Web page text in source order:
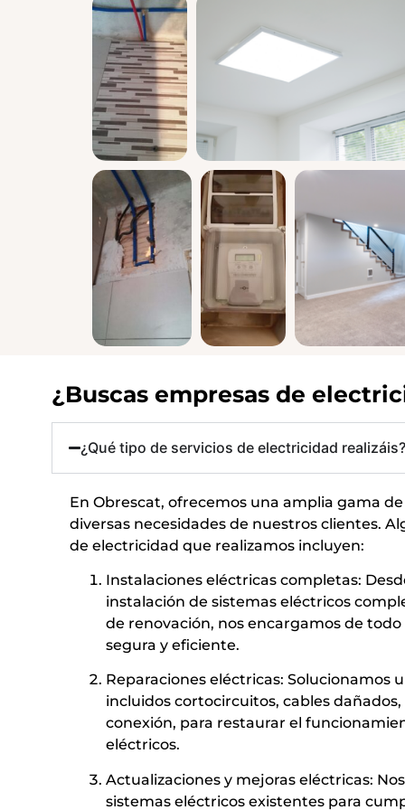
¿Buscas empresas de
¿Qué tipo de servicios de electricidad
En Obrescat, ofrecemos una amplia gama
diversas necesidades de nuestros clientes.
de electricidad que realizamos incluyen:
Instalaciones eléctricas completas:
instalación de sistemas eléctricos
de renovación, nos encargamos de
segura y eficiente.
Reparaciones eléctricas: Solucionamos
incluidos cortocircuitos, cables
conexión, para restaurar el
eléctricos.
Actualizaciones y mejoras eléctricas:
sistemas eléctricos existentes para